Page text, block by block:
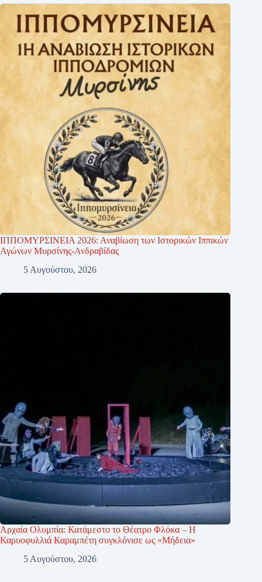
ΙΠΠΟΜΥΡΣΙΝΕΙΑ 2026: Αναβίωση των Ιστορικών Ιππικών
Αγώνων Μυρσίνης-Ανδραβίδας
5 Αυγούστου, 2026
Αρχαία Ολυμπία: Κατάμεστο το Θέατρο Φλόκα – Η
Καρυοφυλλιά Καραμπέτη συγκλόνισε ως «Μήδεια»
5 Αυγούστου, 2026